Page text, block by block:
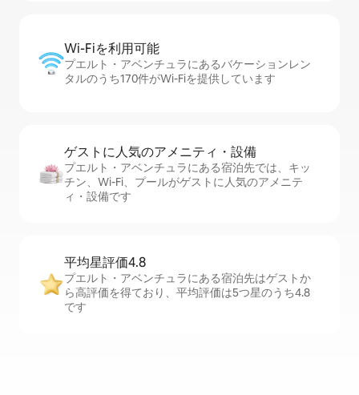
Wi-Fiを利⁠用⁠可⁠能
プエルト・アベンチュラにあるバケーションレン
タルのうち170件がWi-Fiを提供しています
ゲストに人⁠気⁠のア⁠メ⁠ニ⁠テ⁠ィ・設⁠備
プエルト・アベンチュラにある宿泊先では、キッ
チン、Wi-Fi、プールがゲストに人気のアメニテ
ィ・設備です
平均星評価4.8
プエルト・アベンチュラにある宿泊先はゲストか
ら高評価を得ており、平均評価は5つ星のうち4.8
です